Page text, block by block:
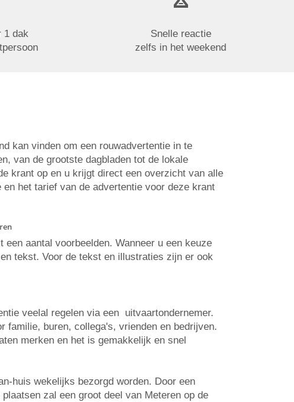
1 dak
Snelle reactie
zelfs in het weekend
kan vinden om een rouwadvertentie in te
van de grootste dagbladen tot de lokale
krant op en u krijgt direct een overzicht van alle
het tarief van de advertentie voor deze krant
aantal voorbeelden. Wanneer u een keuze
tekst. Voor de tekst en illustraties zijn er ook
veelal regelen via een uitvaartondernemer.
familie, buren, collega's, vrienden en bedrijven.
merken en het is gemakkelijk en snel
huis wekelijks bezorgd worden. Door een
zal een groot deel van Meteren op de